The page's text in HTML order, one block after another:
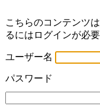
こちらのコンテンツ
るにはログインが必要
ユーザー名
パスワード